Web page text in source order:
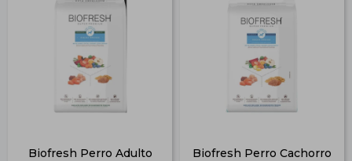
Biofresh Perro Adulto
Biofresh Perro Cachorro